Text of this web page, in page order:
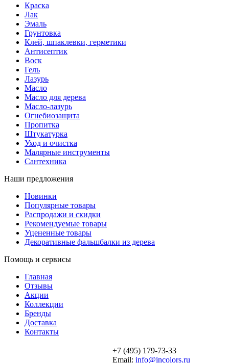
Краска
Лак
Эмаль
Грунтовка
Клей, шпаклевки, герметики
Антисептик
Воск
Гель
Лазурь
Масло
Масло для дерева
Масло-лазурь
Огнебиозащита
Пропитка
Штукатурка
Уход и очистка
Малярные инструменты
Сантехника
Наши предложения
Новинки
Популярные товары
Распродажи и скидки
Рекомендуемые товары
Уцененные товары
Декоративные фальшбалки из дерева
Помощь и сервисы
Главная
Отзывы
Акции
Коллекции
Бренды
Доставка
Контакты
+7 (495) 179-73-33
Email: info@incolors.ru